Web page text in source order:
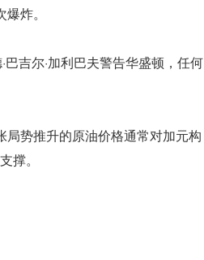
炸。
吉尔·加利巴夫警告华盛顿，任何
势推升的原油价格通常对加元构
撑。